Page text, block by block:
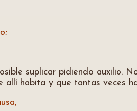
suplicar pidiendo auxilio.
allí habita y que tantas veces